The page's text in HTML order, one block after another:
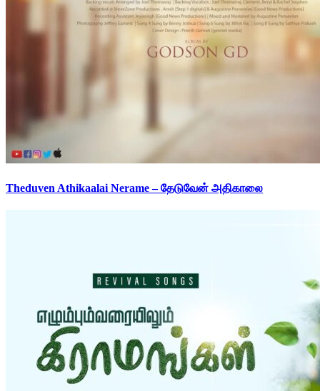
Theduven Athikaalai Nerame – தேடுவேன் அதிகாலை